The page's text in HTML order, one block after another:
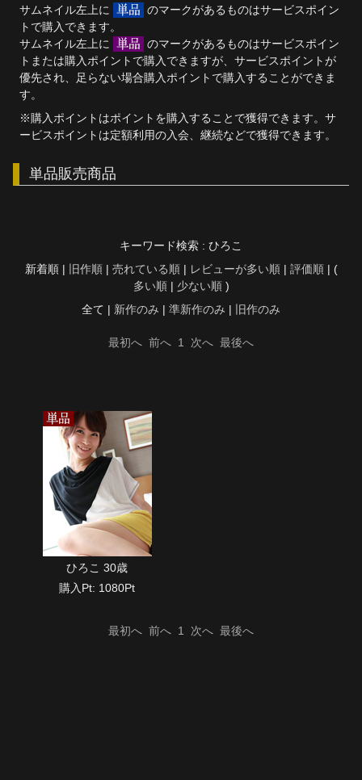
サムネイル左上に
のマークがあるものはサービスポイン
トで購入できます。
サムネイル左上に
のマークがあるものはサービスポイン
トまたは購入ポイントで購入できますが、サービスポイントが
優先され、足らない場合購入ポイントで購入することができま
す。
※購入ポイントはポイントを購入することで獲得できます。サ
ービスポイントは定額利用の入会、継続などで獲得できます。
単品販売商品
キーワード検索 : ひろこ
新着順 | 旧作順| 売れている順| レビューが多い順| 評価順| (
多い順| 少ない順)
全て | 新作のみ | 準新作のみ | 旧作のみ
最初へ 前へ 1 次へ 最後へ
ひろこ 30歳
購入Pt: 1080Pt
最初へ 前へ 1 次へ 最後へ